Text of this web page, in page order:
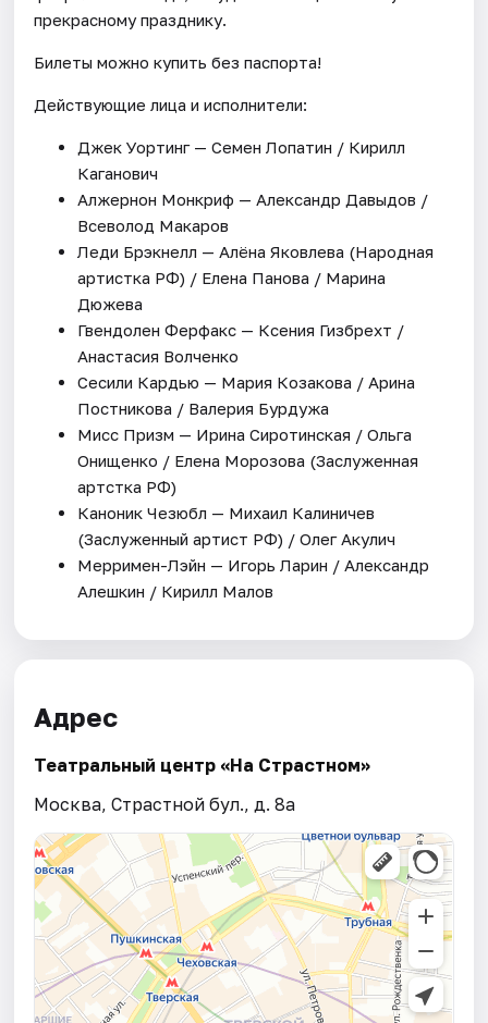
прекрасному празднику.
Билеты можно купить без паспорта!
Действующие лица и исполнители:
Джек Уортинг — Семен Лопатин / Кирилл
Каганович
Алжернон Монкриф — Александр Давыдов /
Всеволод Макаров
Леди Брэкнелл — Алёна Яковлева (Народная
артистка РФ) / Елена Панова / Марина
Дюжева
Гвендолен Ферфакс — Ксения Гизбрехт /
Анастасия Волченко
Сесили Кардью — Мария Козакова / Арина
Постникова / Валерия Бурдужа
Мисс Призм — Ирина Сиротинская / Ольга
Онищенко / Елена Морозова (Заслуженная
артстка РФ)
Каноник Чезюбл — Михаил Калиничев
(Заслуженный артист РФ) / Олег Акулич
Мерримен-Лэйн — Игорь Ларин / Александр
Алешкин / Кирилл Малов
Адрес
Театральный центр «На Страстном»
Москва, Страстной бул., д. 8а